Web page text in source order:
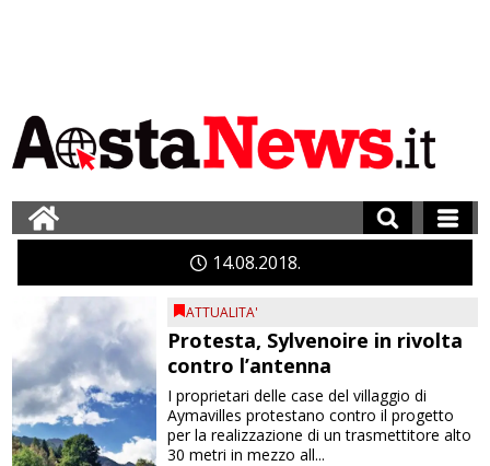
1408 2018
ATTUALITA'
Protesta, Sylvenoire in rivolta
contro l’antenna
I proprietari delle case del villaggio di
Aymavilles protestano contro il progetto
per la realizzazione di un trasmettitore alto
30 metri in mezzo all...